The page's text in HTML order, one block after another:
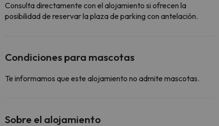
Consulta directamente con el alojamiento si ofrecen la
posibilidad de reservar la plaza de parking con antelación.
Condiciones para mascotas
Te informamos que este alojamiento no admite mascotas.
Sobre el alojamiento